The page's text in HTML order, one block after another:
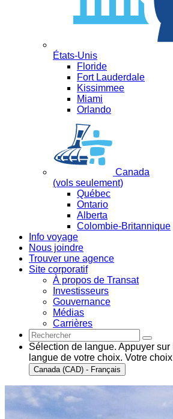
États-Unis
Floride
Fort Lauderdale
Kissimmee
Miami
Orlando
Canada
(vols seulement)
Québec
Ontario
Alberta
Colombie-Britannique
Info voyage
Nous joindre
Trouver une agence
Site corporatif
À propos de Transat
Investisseurs
Gouvernance
Médias
Carrières
Sélection de langue. Appuyer
langue de votre choix. Votre
Canada (CAD) - Français